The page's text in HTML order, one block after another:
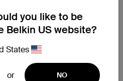
you like to be
Belkin US website?
States
or NO